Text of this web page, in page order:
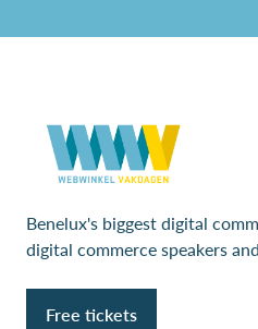
Benelux's biggest digital
digital commerce speakers
Free tickets